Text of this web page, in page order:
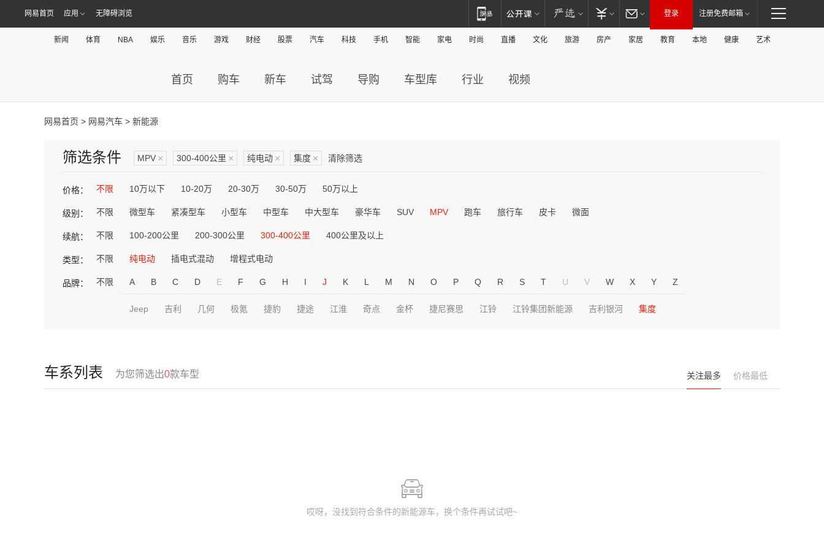
网易首页 应用 无障碍浏览 登录 注册免费邮箱
新闻 体育 NBA 娱乐 音乐 游戏 财经 股票 汽车 科技 手机 智能 家电 时尚 直播 文化 旅游 房产 家居 教育 本地 健康 艺术
首页 购车 新车 试驾 导购 车型库 行业 视频
网易首页 > 网易汽车 > 新能源
筛选条件 MPV × 300-400公里 × 纯电动 × 集度 × 清除筛选
价格： 不限 10万以下 10-20万 20-30万 30-50万 50万以上
级别： 不限 微型车 紧凑型车 小型车 中型车 中大型车 豪华车 SUV MPV 跑车 旅行车 皮卡 微面
续航： 不限 100-200公里 200-300公里 300-400公里 400公里及以上
类型： 不限 纯电动 插电式混动 增程式电动
品牌： 不限 A B C D E F G H I J K L M N O P Q R S T U V W X Y Z
Jeep 吉利 几何 极氪 捷豹 捷途 江淮 奇点 金杯 捷尼赛思 江铃 江铃集团新能源 吉利银河 集度
车系列表 为您筛选出0款车型 关注最多 价格最低
哎呀，没找到符合条件的新能源车，换个条件再试试吧~